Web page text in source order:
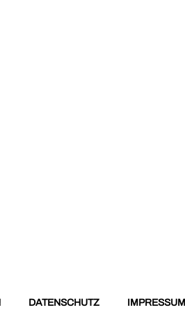
DATENSCHUTZ IMPRESSUM